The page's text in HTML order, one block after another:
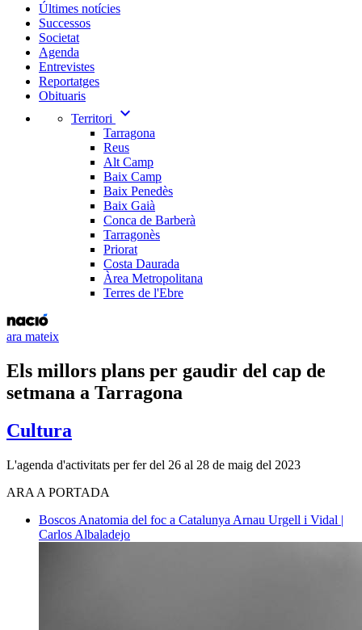
Últimes notícies
Successos
Societat
Agenda
Entrevistes
Reportatges
Obituaris
Territori
expand_more
Tarragona
Reus
Alt Camp
Baix Camp
Baix Penedès
Baix Gaià
Conca de Barberà
Tarragonès
Priorat
Costa Daurada
Àrea Metropolitana
Terres de l'Ebre
ara mateix
Els millors plans per gaudir del cap de
setmana a Tarragona
Cultura
L'agenda d'activitats per fer del 26 al 28 de maig del 2023
ARA A PORTADA
Boscos Anatomia del foc a Catalunya Arnau Urgell i Vidal |
Carlos Albaladejo